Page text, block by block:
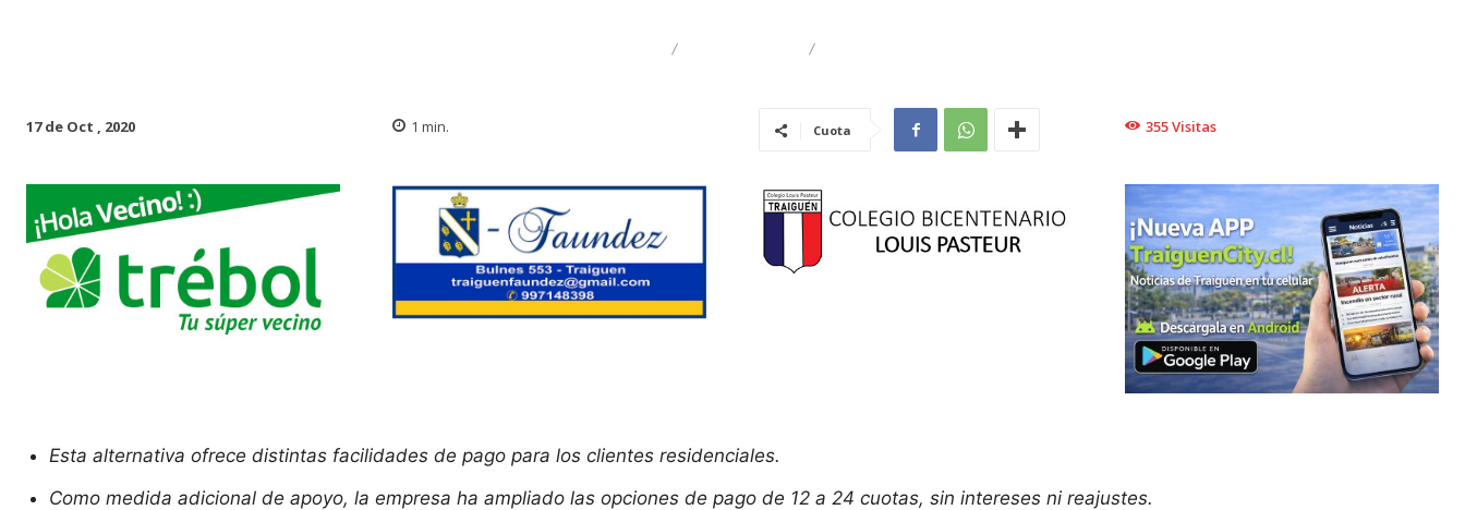
17 de Oct , 2020 1 min. Cuota 355Visitas
Esta alternativa ofrece distintas facilidades de pago para los clientes residenciales.
Como medida adicional de apoyo, la empresa ha ampliado las opciones de pago de 12 a 24 cuotas, sin intereses ni reajustes.